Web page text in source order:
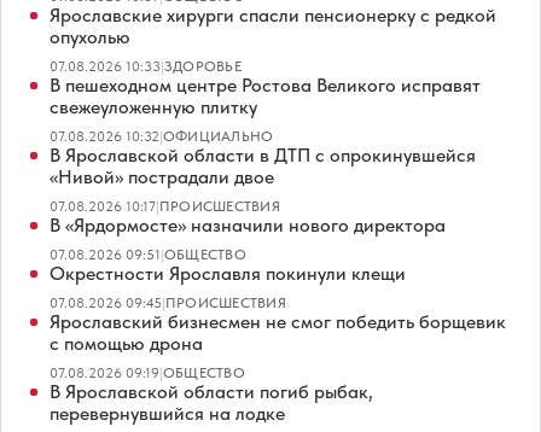
Ярославские хирурги спасли пенсионерку с редкой
опухолью
07.08.2026 10:33|ЗДОРОВЬЕ
В пешеходном центре Ростова Великого исправят
свежеуложенную плитку
07.08.2026 10:32|ОФИЦИАЛЬНО
В Ярославской области в ДТП с опрокинувшейся
«Нивой» пострадали двое
07.08.2026 10:17|ПРОИСШЕСТВИЯ
В «Ярдормосте» назначили нового директора
07.08.2026 09:51|ОБЩЕСТВО
Окрестности Ярославля покинули клещи
07.08.2026 09:45|ПРОИСШЕСТВИЯ
Ярославский бизнесмен не смог победить борщевик
с помощью дрона
07.08.2026 09:19|ОБЩЕСТВО
В Ярославской области погиб рыбак,
перевернувшийся на лодке